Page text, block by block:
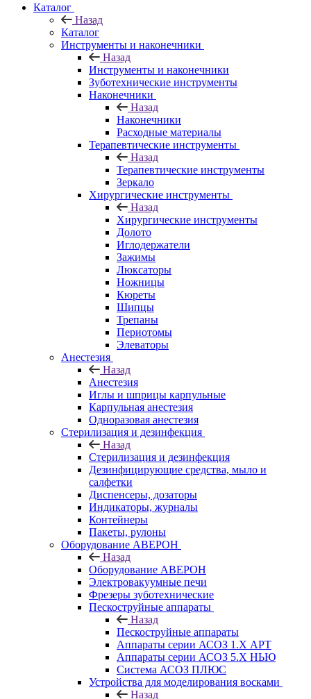
Каталог
Назад
Каталог
Инструменты и наконечники
Назад
Инструменты и наконечники
Зуботехнические инструменты
Наконечники
Назад
Наконечники
Расходные материалы
Терапевтические инструменты
Назад
Терапевтические инструменты
Зеркало
Хирургические инструменты
Назад
Хирургические инструменты
Долото
Иглодержатели
Зажимы
Люксаторы
Ножницы
Кюреты
Шипцы
Трепаны
Периотомы
Элеваторы
Анестезия
Назад
Анестезия
Иглы и шприцы карпульные
Карпульная анестезия
Одноразовая анестезия
Стерилизация и дезинфекция
Назад
Стерилизация и дезинфекция
Дезинфицирующие средства, мыло и
салфетки
Диспенсеры, дозаторы
Индикаторы, журналы
Контейнеры
Пакеты, рулоны
Оборудование АВЕРОН
Назад
Оборудование АВЕРОН
Электровакуумные печи
Фрезеры зуботехнические
Пескоструйные аппараты
Назад
Пескоструйные аппараты
Аппараты серии АСОЗ 1.Х АРТ
Аппараты серии АСОЗ 5.Х НЬЮ
Система АСОЗ ПЛЮС
Устройства для моделирования восками
Назад